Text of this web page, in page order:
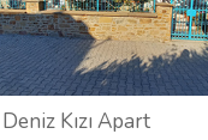
Deniz Kızı Apart